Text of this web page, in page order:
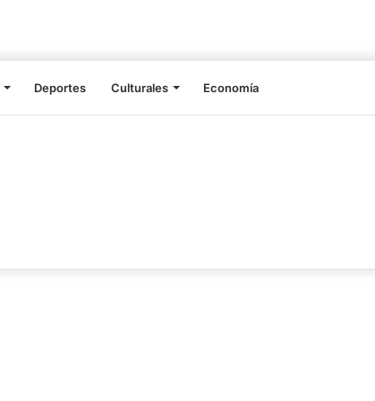
Deportes Culturales Economía